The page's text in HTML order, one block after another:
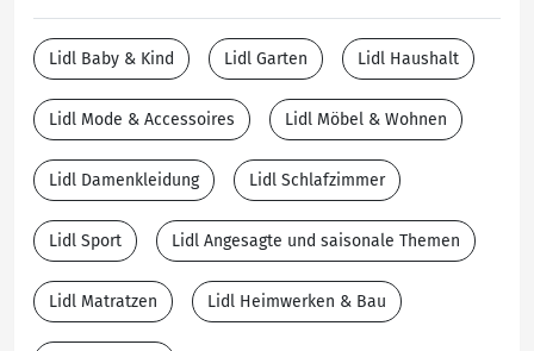
Lidl Baby & Kind Lidl Garten Lidl Haushalt
Lidl Mode & Accessoires Lidl Möbel & Wohnen
Lidl Damenkleidung Lidl Schlafzimmer
Lidl Sport Lidl Angesagte und saisonale Themen
Lidl Matratzen Lidl Heimwerken & Bau